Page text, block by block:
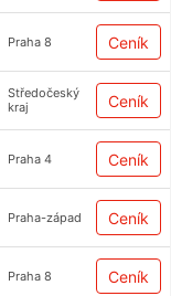
Praha 8 Ceník
Středočeský
kraj
Ceník
Praha 4 Ceník
Praha-západ Ceník
Praha 8 Ceník